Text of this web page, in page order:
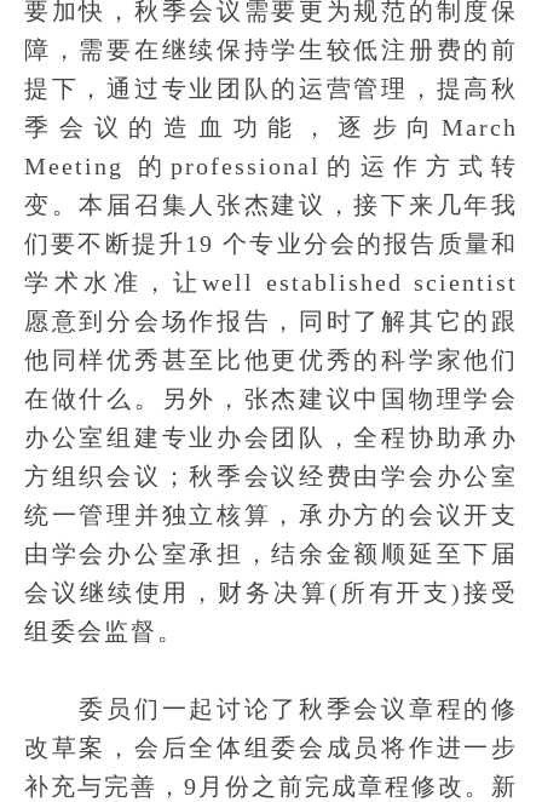
要加快，秋季会议需要更为规范的制度保
障，需要在继续保持学生较低注册费的前
提下，通过专业团队的运营管理，提高秋
季会议的造血功能，逐步向March
Meeting 的professional的运作方式转
变。本届召集人张杰建议，接下来几年我
们要不断提升19 个专业分会的报告质量和
学术水准，让well established scientist
愿意到分会场作报告，同时了解其它的跟
他同样优秀甚至比他更优秀的科学家他们
在做什么。另外，张杰建议中国物理学会
办公室组建专业办会团队，全程协助承办
方组织会议；秋季会议经费由学会办公室
统一管理并独立核算，承办方的会议开支
由学会办公室承担，结余金额顺延至下届
会议继续使用，财务决算(所有开支)接受
组委会监督。
委员们一起讨论了秋季会议章程的修
改草案，会后全体组委会成员将作进一步
补充与完善，9月份之前完成章程修改。新